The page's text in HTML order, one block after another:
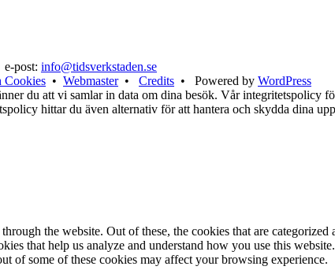
post: info@tidsverkstaden.se
Cookies • Webmaster• Credits • Powered by WordPress
du att vi samlar in data om dina besök. Vår
hittar du även alternativ för att hantera och skydda dina
the website. Out of these, the cookies that are categorized
that help us analyze and understand how you use this
of some of these cookies may affect your browsing experience.